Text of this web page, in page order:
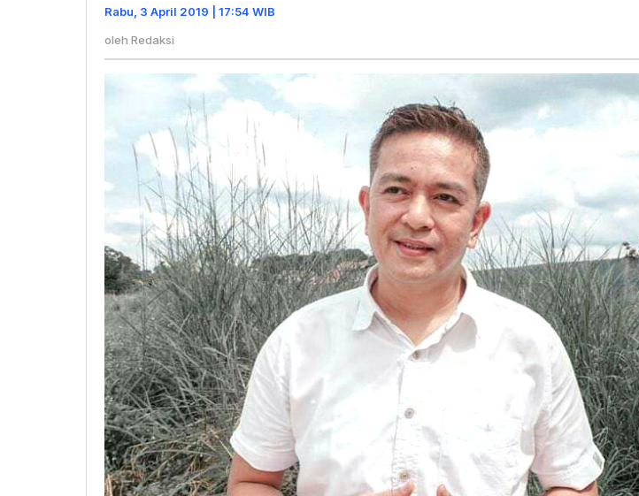
Keadilan
Rabu, 3 April 2019 | 17:54 WIB
oleh Redaksi